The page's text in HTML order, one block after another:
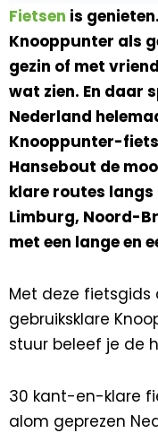
Fietsen is
Knooppunter als
gezin of met
wat zien. En daar
Nederland
Knooppunter-
Hansebout de
klare routes langs
Limburg, Noord-
met een lange en
Met deze fietsgids
gebruiksklare
stuur beleef je de
30 kant-en-klare
alom geprezen